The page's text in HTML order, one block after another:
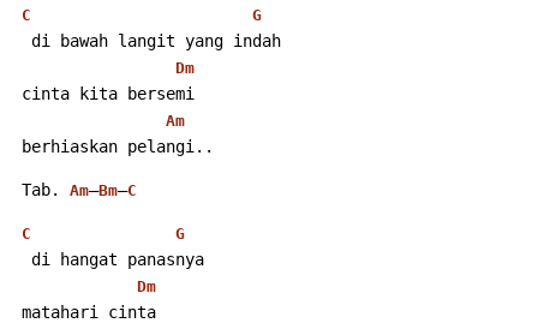
C G
  di bawah langit yang indah
Dm
cinta kita bersemi
Am
berhiaskan pelangi..
Tab. Am–Bm–C
C G
  di hangat panasnya
Dm
matahari cinta